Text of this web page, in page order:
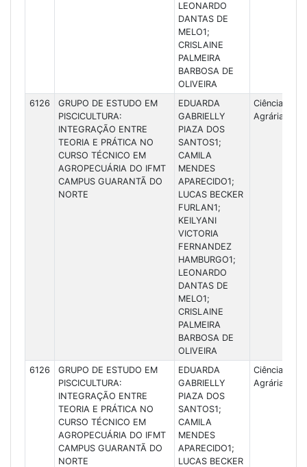
LEONARDO
DANTAS DE
MELO1;
CRISLAINE
PALMEIRA
BARBOSA DE
OLIVEIRA
6126
GRUPO DE ESTUDO EM
PISCICULTURA:
INTEGRAÇÃO ENTRE
TEORIA E PRÁTICA NO
CURSO TÉCNICO EM
AGROPECUÁRIA DO IFMT
CAMPUS GUARANTÃ DO
NORTE
EDUARDA
GABRIELLY
PIAZA DOS
SANTOS1;
CAMILA
MENDES
APARECIDO1;
LUCAS BECKER
FURLAN1;
KEILYANI
VICTORIA
FERNANDEZ
HAMBURGO1;
LEONARDO
DANTAS DE
MELO1;
CRISLAINE
PALMEIRA
BARBOSA DE
OLIVEIRA
Ciências
Agrárias
6126
GRUPO DE ESTUDO EM
PISCICULTURA:
INTEGRAÇÃO ENTRE
TEORIA E PRÁTICA NO
CURSO TÉCNICO EM
AGROPECUÁRIA DO IFMT
CAMPUS GUARANTÃ DO
NORTE
EDUARDA
GABRIELLY
PIAZA DOS
SANTOS1;
CAMILA
MENDES
APARECIDO1;
LUCAS BECKER
Ciências
Agrárias